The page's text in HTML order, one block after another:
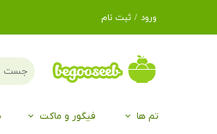
ورود / ثبت نام
حساب کاربری من
تغییر گذر واژه
خروج از حساب
تم ها فیگور و ماکت